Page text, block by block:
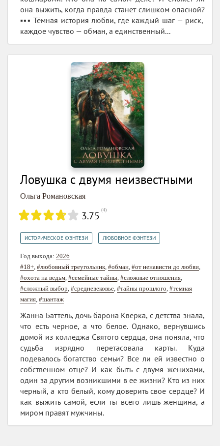
она выжить, когда правда станет слишком опасной?
▪️▪️▪️ Тёмная история любви, где каждый шаг — риск,
каждое чувство — обман, а единственный...
Ловушка с двумя неизвестными
Ольга Романовская
3.75 (4)
ИСТОРИЧЕСКОЕ ФЭНТЕЗИ ЛЮБОВНОЕ ФЭНТЕЗИ
Год выхода: 2026
#18+ #любовный треугольник #обман #от ненависти до любви
#охота на ведьм #семейные тайны #сложные отношения
#сложный выбор #средневековье #тайны прошлого #темная
магия #шантаж
Жанна Баттель, дочь барона Кверка, с детства знала,
что есть черное, а что белое. Однако, вернувшись
домой из колледжа Святого сердца, она поняла, что
судьба изрядно перетасовала карты. Куда
подевалось богатство семьи? Все ли ей известно о
собственном отце? И как быть с двумя женихами,
один за другим возникшими в ее жизни? Кто из них
черный, а кто белый, кому доверить свое сердце? И
как выжить самой, если ты всего лишь женщина, а
миром правят мужчины.